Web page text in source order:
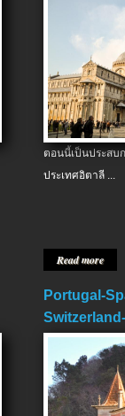
ตอนนี้เป็นประส
ประเทศอิตาลี ...
Read more
Portugal-